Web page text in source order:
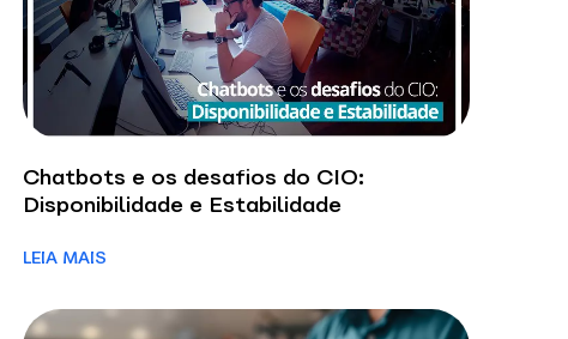
Chatbots e os desafios do CIO:
Disponibilidade e Estabilidade
LEIA MAIS